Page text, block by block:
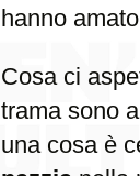
hanno
Cosa ci
trama sono
una cosa è